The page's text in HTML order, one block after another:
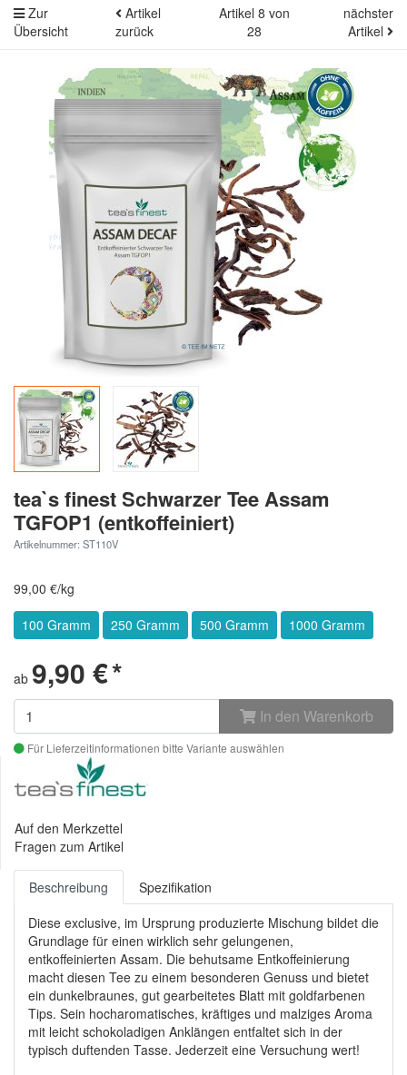
Zur
Übersicht
Artikel
zurück
Artikel 8 von
28
nächster
Artikel
tea`s finest Schwarzer Tee Assam
TGFOP1 (entkoffeiniert)
Artikelnummer: ST110V
99,00 €/kg
100 Gramm
250 Gramm 500 Gramm 1000 Gramm
ab 9,90 €*
In den Warenkorb
Für Lieferzeitinformationen bitte Variante auswählen
Auf den Merkzettel
Fragen zum Artikel
Beschreibung
Spezifikation
Diese exclusive, im Ursprung produzierte Mischung bildet die
Grundlage für einen wirklich sehr gelungenen,
entkoffeinierten Assam. Die behutsame Entkoffeinierung
macht diesen Tee zu einem besonderen Genuss und bietet
ein dunkelbraunes, gut gearbeitetes Blatt mit goldfarbenen
Tips. Sein hocharomatisches, kräftiges und malziges Aroma
mit leicht schokoladigen Anklängen entfaltet sich in der
typisch duftenden Tasse. Jederzeit eine Versuchung wert!